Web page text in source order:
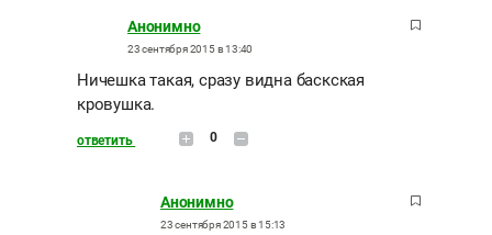
Анонимно
23 сентября 2015 в 13:40
Ничешка такая, сразу видна баскская
кровушка.
ответить 0
Анонимно
23 сентября 2015 в 15:13